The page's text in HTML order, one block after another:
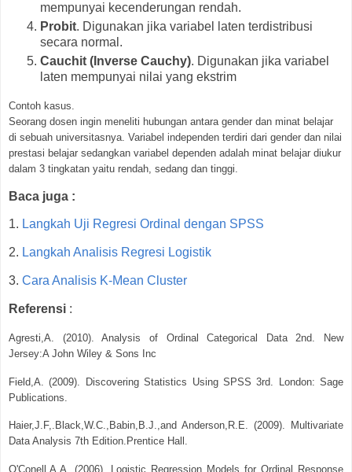
mempunyai kecenderungan rendah.
Probit. Digunakan jika variabel laten terdistribusi
secara normal.
Cauchit (Inverse Cauchy). Digunakan jika variabel
laten mempunyai nilai yang ekstrim
Contoh kasus.
Seorang dosen ingin meneliti hubungan antara gender dan minat belajar
di sebuah universitasnya. Variabel independen terdiri dari gender dan nilai
prestasi belajar sedangkan variabel dependen adalah minat belajar diukur
dalam 3 tingkatan yaitu rendah, sedang dan tinggi.
Baca juga :
1. Langkah Uji Regresi Ordinal dengan SPSS
2. Langkah Analisis Regresi Logistik
3. Cara Analisis K-Mean Cluster
Referensi :
Agresti,A. (2010). Analysis of Ordinal Categorical Data 2nd. New
Jersey:A John Wiley & Sons Inc
Field,A. (2009). Discovering Statistics Using SPSS 3rd. London: Sage
Publications.
Haier,J.F,.Black,W.C.,Babin,B.J.,and Anderson,R.E. (2009). Multivariate
Data Analysis 7th Edition.Prentice Hall.
O'Conell,A.A. (2006). Logistic Regression Models for Ordinal Response